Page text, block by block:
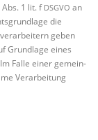
1 lit. f DSGVO an
die
geben
Grund­la­ge eines
Fal­le einer gemein­
Ver­ar­bei­tung